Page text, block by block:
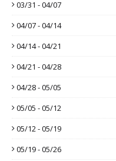
03/31 - 04/07
04/07 - 04/14
04/14 - 04/21
04/21 - 04/28
04/28 - 05/05
05/05 - 05/12
05/12 - 05/19
05/19 - 05/26